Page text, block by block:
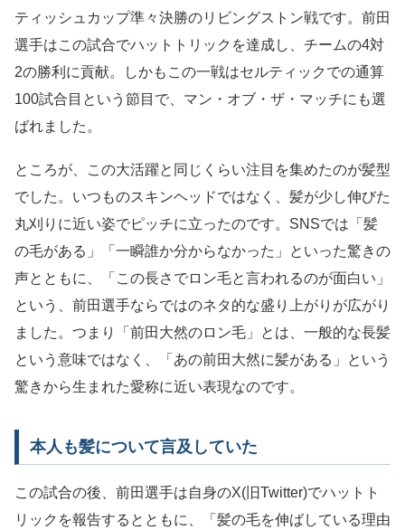
ティッシュカップ準々決勝のリビングストン戦です。前田
選手はこの試合でハットトリックを達成し、チームの4対
2の勝利に貢献。しかもこの一戦はセルティックでの通算
100試合目という節目で、マン・オブ・ザ・マッチにも選
ばれました。
ところが、この大活躍と同じくらい注目を集めたのが髪型
でした。いつものスキンヘッドではなく、髪が少し伸びた
丸刈りに近い姿でピッチに立ったのです。SNSでは「髪
の毛がある」「一瞬誰か分からなかった」といった驚きの
声とともに、「この長さでロン毛と言われるのが面白い」
という、前田選手ならではのネタ的な盛り上がりが広がり
ました。つまり「前田大然のロン毛」とは、一般的な長髪
という意味ではなく、「あの前田大然に髪がある」という
驚きから生まれた愛称に近い表現なのです。
本人も髪について言及していた
この試合の後、前田選手は自身のX(旧Twitter)でハットト
リックを報告するとともに、「髪の毛を伸ばしている理由